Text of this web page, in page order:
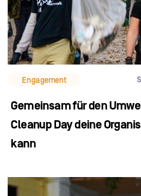
Engagement
Gemeinsam für den
Cleanup Day deine
kann